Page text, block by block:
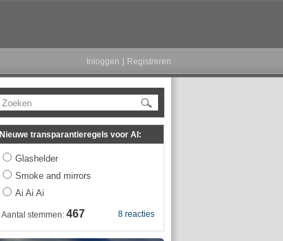
Inloggen Registreren
Zoeken
Nieuwe transparantieregels voor AI:
Glashelder
Smoke and mirrors
Ai Ai Ai
8 reacties
Aantal stemmen: 467